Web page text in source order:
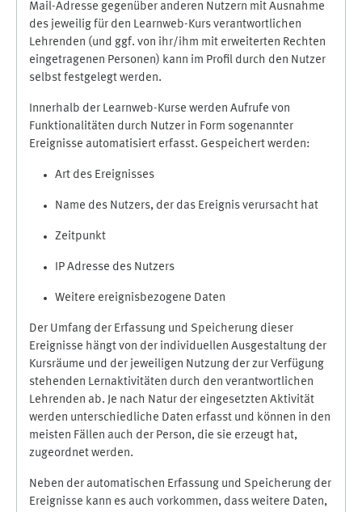
Mail-Adresse gegenüber anderen Nutzern mit Ausnahme
des jeweilig für den Learnweb-Kurs verantwortlichen
Lehrenden (und ggf. von ihr/ihm mit erweiterten Rechten
eingetragenen Personen) kann im Profil durch den Nutzer
selbst festgelegt werden.
Innerhalb der Learnweb-Kurse werden Aufrufe von
Funktionalitäten durch Nutzer in Form sogenannter
Ereignisse automatisiert erfasst. Gespeichert werden:
Art des Ereignisses
Name des Nutzers, der das Ereignis verursacht hat
Zeitpunkt
IP Adresse des Nutzers
Weitere ereignisbezogene Daten
Der Umfang der Erfassung und Speicherung dieser
Ereignisse hängt von der individuellen Ausgestaltung der
Kursräume und der jeweiligen Nutzung der zur Verfügung
stehenden Lernaktivitäten durch den verantwortlichen
Lehrenden ab. Je nach Natur der eingesetzten Aktivität
werden unterschiedliche Daten erfasst und können in den
meisten Fällen auch der Person, die sie erzeugt hat,
zugeordnet werden.
Neben der automatischen Erfassung und Speicherung der
Ereignisse kann es auch vorkommen, dass weitere Daten,